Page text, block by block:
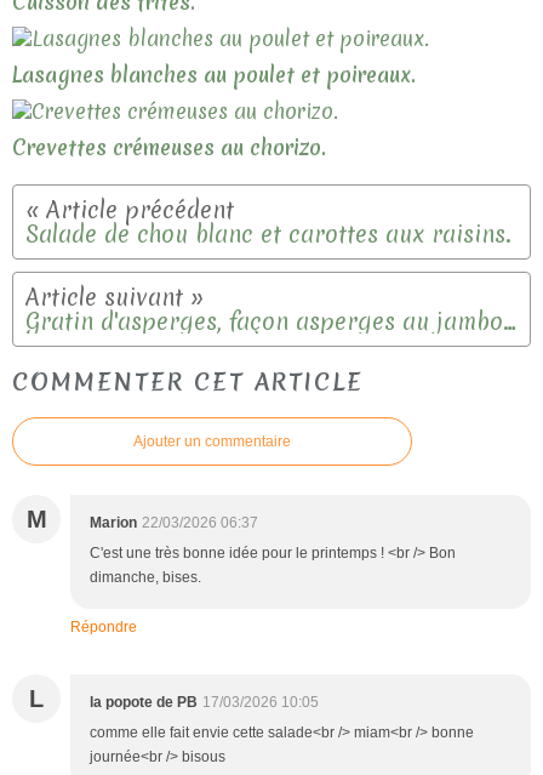
Lasagnes blanches au poulet et poireaux.
Crevettes crémeuses au chorizo.
Salade de chou blanc et carottes aux raisins.
Gratin d'asperges, façon asperges au jambon.
COMMENTER CET ARTICLE
Ajouter un commentaire
M Marion 22/03/2026 06:37
C'est une très bonne idée pour le printemps ! <br /> Bon
dimanche, bises.
Répondre
L la popote de PB 17/03/2026 10:05
comme elle fait envie cette salade<br /> miam<br /> bonne
journée<br /> bisous